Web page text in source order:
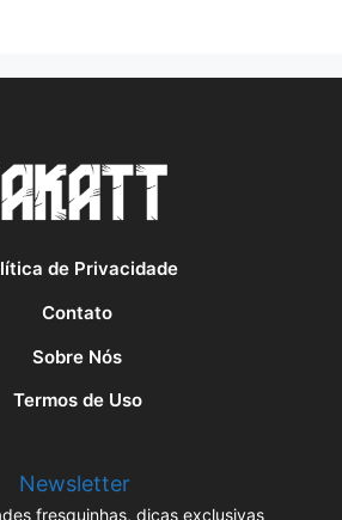
de Privacidade
Contato
Sobre Nós
Termos de Uso
Newsletter
fresquinhas, dicas exclusivas